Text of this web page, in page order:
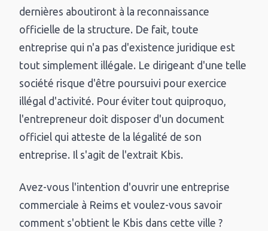
dernières aboutiront à la reconnaissance
officielle de la structure. De fait, toute
entreprise qui n'a pas d'existence juridique est
tout simplement illégale. Le dirigeant d'une telle
société risque d'être poursuivi pour exercice
illégal d'activité. Pour éviter tout quiproquo,
l'entrepreneur doit disposer d'un document
officiel qui atteste de la légalité de son
entreprise. Il s'agit de l'extrait Kbis.
Avez-vous l'intention d'ouvrir une entreprise
commerciale à Reims et voulez-vous savoir
comment s'obtient le Kbis dans cette ville ?